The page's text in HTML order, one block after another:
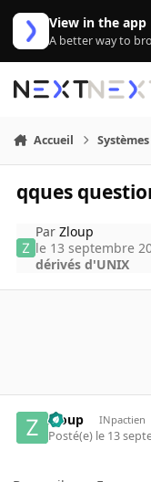
Aller au contenu
View in the app
A better way to
Accueil
qques
ParZloup
le 13 septembre
dérivés d'UNIX
Zloup INpactien
Posté(e) le 13